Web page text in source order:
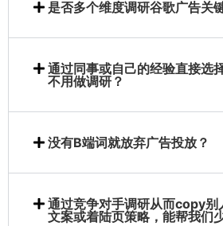
是否多个维度调研谷歌广告关
通过同事或自己的经验直接选
不用做调研？
没有B端词就放弃广告投放？
通过竞争对手调研从而copy别
文案或着陆页策略，能帮我们